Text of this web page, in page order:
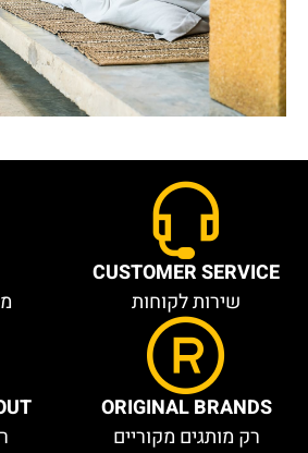
CUSTOMER SERVICE
שירות לקוחות
ORIGINAL BRANDS
רק מותגים מקוריים